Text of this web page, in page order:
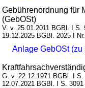
Gebührenordnung für
(GebOSt)
V. v. 25.01.2011 BGBl. I S.
19.12.2025 BGBl. 2025 I
Anlage GebOSt (zu
G. v. 22.12.1971 BGBl. I
12.07.2021 BGBl. I S. 3091